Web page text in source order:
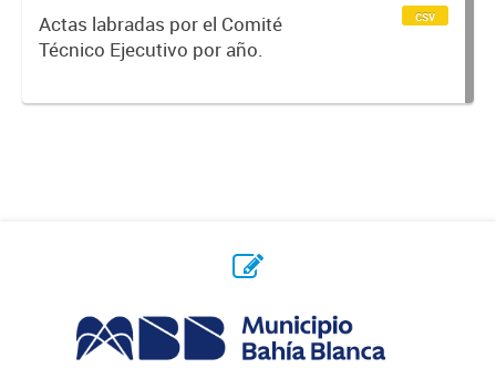
Actas labradas por el Comité
Técnico Ejecutivo por año.
csv